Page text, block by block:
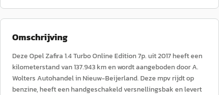
Omschrijving
Deze Opel Zafira 1.4 Turbo Online Edition 7p. uit 2017 heeft een
kilometerstand van 137.943 km en wordt aangeboden door A.
Wolters Autohandel in Nieuw-Beijerland. Deze mpv rijdt op
benzine, heeft een handgeschakeld versnellingsbak en levert